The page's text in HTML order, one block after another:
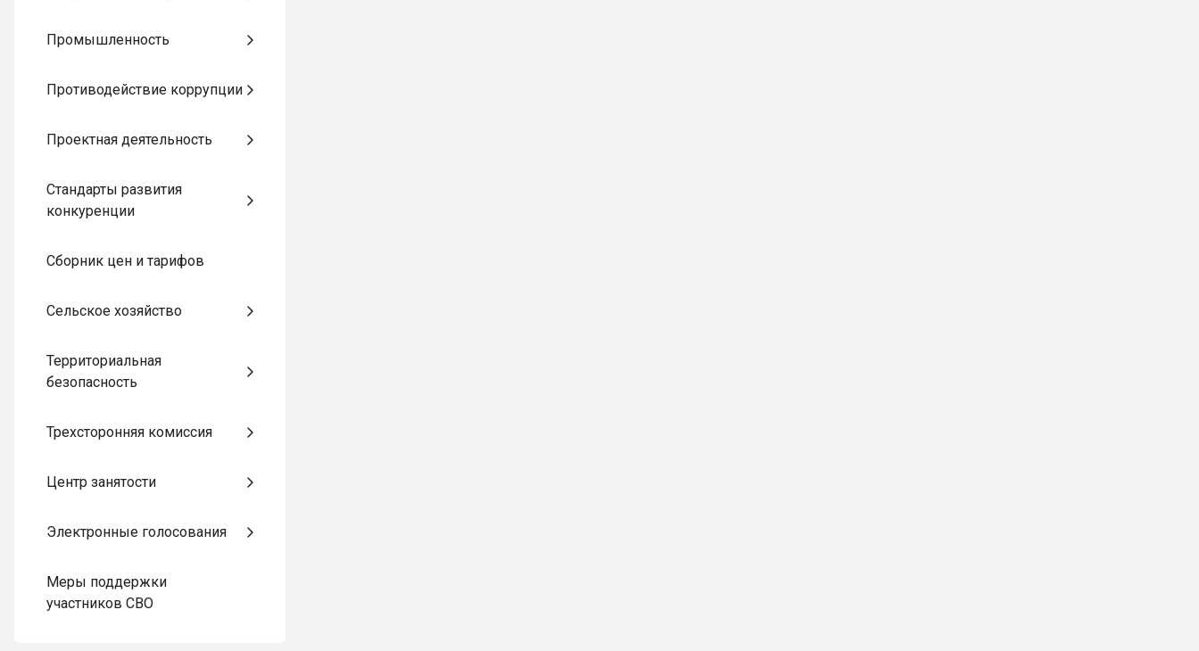
Промышленность
Противодействие коррупции
Проектная деятельность
Стандарты развития
конкуренции
Сборник цен и тарифов
Сельское хозяйство
Территориальная
безопасность
Трехсторонняя комиссия
Центр занятости
Электронные голосования
Меры поддержки
участников СВО